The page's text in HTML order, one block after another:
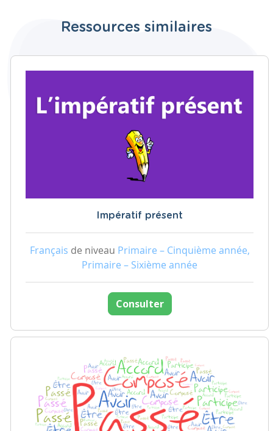
Ressources similaires
Impératif présent
Français de niveau Primaire – Cinquième année,
Primaire – Sixième année
Consulter